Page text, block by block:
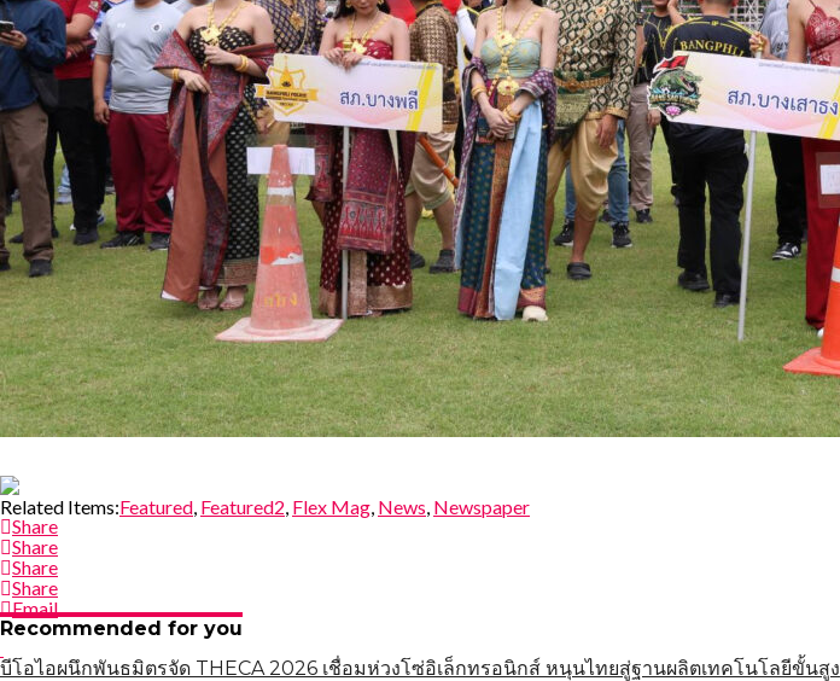
Related Items:Featured, Featured2, Flex Mag, News, Newspaper
Share
Share
Share
Share
Email
Recommended for you
บีโอไอผนึกพันธมิตรจัด THECA 2026 เชื่อมห่วงโซ่อิเล็กทรอนิกส์ หนุนไทยสู่ฐานผลิตเทคโนโลยีขั้นสูง